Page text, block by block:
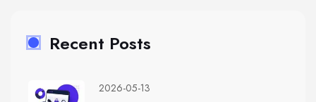
Recent Posts
2026-05-13